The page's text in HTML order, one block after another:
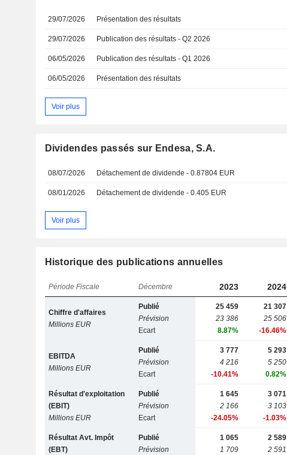
29/07/2026 Présentation des résultats
29/07/2026 Publication des résultats - Q2 2026
06/05/2026 Publication des résultats - Q1 2026
06/05/2026 Présentation des résultats
Voir plus
Dividendes passés sur Endesa, S.A.
08/07/2026 Détachement de dividende - 0.87804 EUR
08/01/2026 Détachement de dividende - 0.405 EUR
Voir plus
Historique des publications annuelles
Période Fiscale Décembre 2023 2024
Chiffre d'affaires
Millions EUR
Publié
Prévision
Ecart
25 459
23 386
8.87%
21 307
25 506
-16.46%
EBITDA
Millions EUR
Publié
Prévision
Ecart
3 777
4 216
-10.41%
5 293
5 250
0.82%
Résultat d'exploitation
(EBIT)
Millions EUR
Publié
Prévision
Ecart
1 645
2 166
-24.05%
3 071
3 103
-1.03%
Résultat Avt. Impôt
(EBT)
Publié
Prévision
1 065
1 709
2 589
2 591